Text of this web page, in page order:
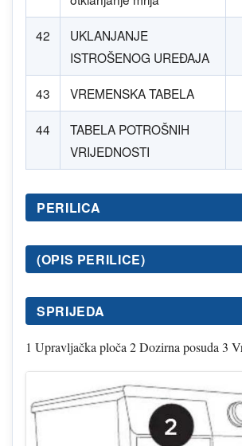
42
UKLANJANJE
ISTROŠENOG UREĐAJA
43 VREMENSKA TABELA
44
TABELA POTROŠNIH
VRIJEDNOSTI
PERILICA
(OPIS PERILICE)
SPRIJEDA
1 Upravljačka ploča 2 Dozirna posuda 3